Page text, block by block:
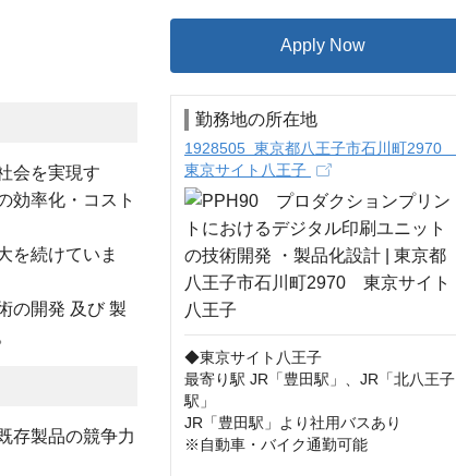
会を実現す
効率化・コスト
を続けていま
の開発 及び 製
存製品の競争力
Apply Now
勤務地の所在地
1928505 東京都八王子市石川町2970
東京サイト八王子
◆東京サイト八王子
最寄り駅 JR「豊田駅」、JR「北八王子
駅」
JR「豊田駅」より社用バスあり
※自動車・バイク通勤可能